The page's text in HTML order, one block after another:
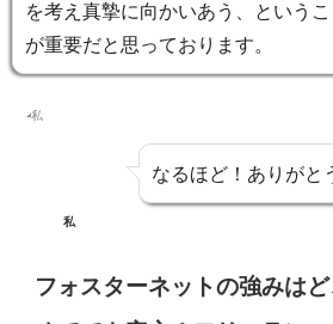
を考え真摯に向かいあう、というこ
が重要だと思っております。
私
なるほど！ありがと
フォスターネットの強みは